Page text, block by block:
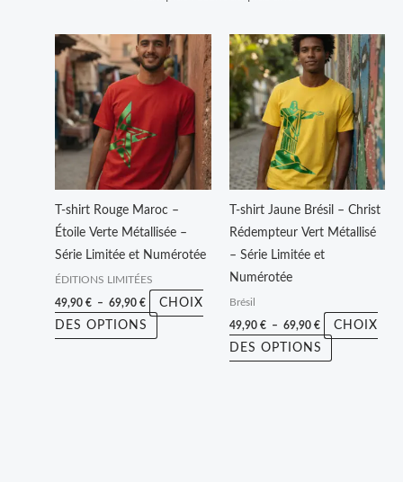
ancien
T-shirt Rouge Maroc –
Étoile Verte Métallisée –
Série Limitée et Numérotée
ÉDITIONS LIMITÉES
49,90€ – 69,90€
Plage
de
prix :
49,90 €
à
69,90 €
CHOIX
DES OPTIONS
Ce
produit
a
plusieurs
variations.
Les
options
la
page
du
T-shirt Jaune Brésil – Christ
Rédempteur Vert Métallisé
– Série Limitée et
Numérotée
Brésil
49,90 € – 69,90 €
Plage
de
prix :
49,90 €
69,90 €
CHOIX
DES OPTIONS
Ce
produit
a
plusieurs
variations.
Les
options
page
du
produit